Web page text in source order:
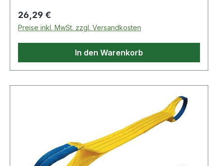
Eigenschaften: · Schlaufenlänge: 425mm ·
Ausführung: zweilagig · prüfpflichtig: ja
Regulärer Preis:
26,29 €
Preise inkl. MwSt. zzgl. Versandkosten
In den Warenkorb